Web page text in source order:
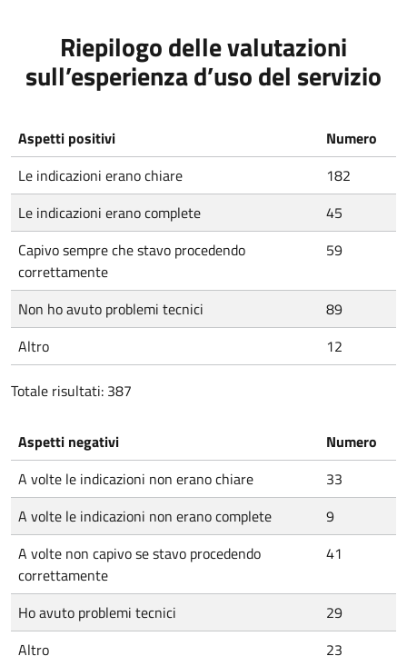
Riepilogo delle valutazioni
sull’esperienza d’uso del servizio
Aspetti positivi
Numero
Le indicazioni erano chiare
182
Le indicazioni erano complete
45
Capivo sempre che stavo procedendo
correttamente
59
Non ho avuto problemi tecnici
89
Altro
12
Totale risultati: 387
Aspetti negativi
Numero
A volte le indicazioni non erano chiare
33
A volte le indicazioni non erano complete
9
A volte non capivo se stavo procedendo
correttamente
41
Ho avuto problemi tecnici
29
Altro
23